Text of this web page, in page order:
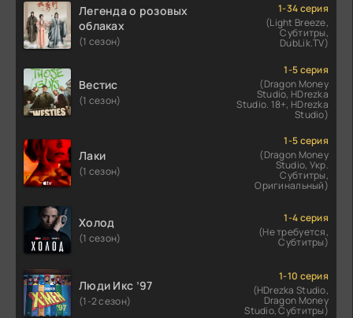
Легенда о розовых
облаках
(1 сезон)
1-34 серия
(Light Breeze,
Субтитры,
DubLik.TV)
Вестис
(1 сезон)
1-5 серия
(Dragon Money
Studio, HDrezka
Studio. 18+, HDrezka
Studio)
Лаки
(1 сезон)
1-5 серия
(Dragon Money
Studio, Укр.
Субтитры,
Оригинальный)
Холод
(1 сезон)
1-4 серия
(Не требуется,
Субтитры)
Люди Икс ’97
(1-2 сезон)
1-10 серия
(HDrezka Studio,
Dragon Money
Studio, Субтитры)